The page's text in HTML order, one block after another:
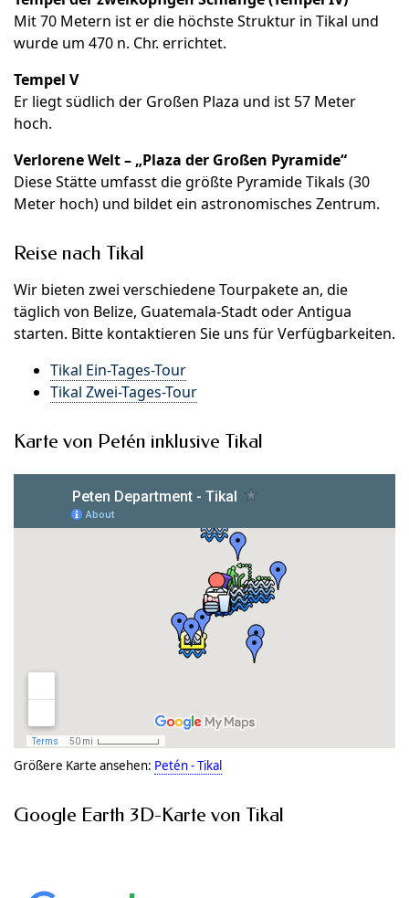
Mit 70 Metern ist er die höchste Struktur in Tikal und
wurde um 470 n. Chr. errichtet.
Tempel V
Er liegt südlich der Großen Plaza und ist 57 Meter
hoch.
Verlorene Welt – „Plaza der Großen Pyramide“
Diese Stätte umfasst die größte Pyramide Tikals (30
Meter hoch) und bildet ein astronomisches Zentrum.
Reise nach Tikal
Wir bieten zwei verschiedene Tourpakete an, die
täglich von Belize, Guatemala-Stadt oder Antigua
starten. Bitte kontaktieren Sie uns für Verfügbarkeiten.
Tikal Ein-Tages-Tour
Tikal Zwei-Tages-Tour
Karte von Petén inklusive Tikal
Größere Karte ansehen: Petén - Tikal
Google Earth 3D-Karte von Tikal